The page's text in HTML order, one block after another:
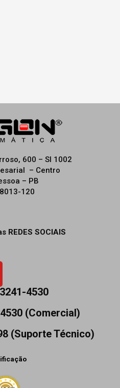
600 – Sl 1002
– Centro
– PB
120
REDES SOCIAIS
4530
(Comercial)
(Suporte Técnico)